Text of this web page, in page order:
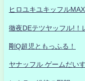
ヒロユキユキッフル
徹夜DEテツヤッフル!！
剛Q超児ともっふる！
ヤナッフル ゲームだい